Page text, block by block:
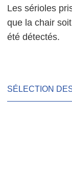
Les sérioles
que la chair
été détectés.
SÉLECTION